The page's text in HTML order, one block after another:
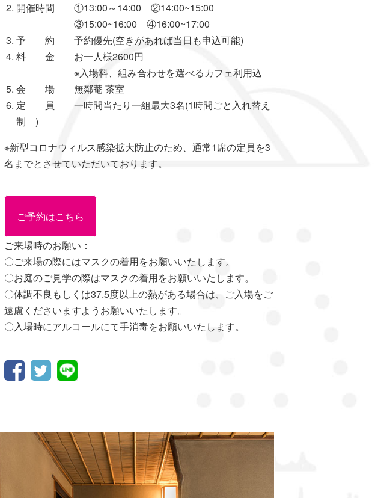
開催時間 ①13:00～14:00 ②14:00~15:00
③15:00~16:00 ④16:00~17:00
予 約 予約優先(空きがあれば当日も申込可能)
料 金 お一人様2600円
※入場料、組み合わせを選べるカフェ利用込
会 場 無鄰菴 茶室
定 員 一時間当たり一組最大3名(1時間ごと入れ替え
制 )
※新型コロナウィルス感染拡大防止のため、通常1席の定員を3
名までとさせていただいております。
ご予約はこちら
ご来場時のお願い：
〇ご来場の際にはマスクの着用をお願いいたします。
〇お庭のご見学の際はマスクの着用をお願いいたします。
〇体調不良もしくは37.5度以上の熱がある場合は、ご入場をご
遠慮くださいますようお願いいたします。
〇入場時にアルコールにて手消毒をお願いいたします。